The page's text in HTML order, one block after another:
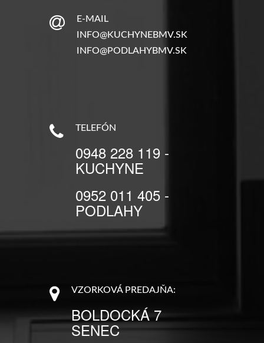
E-MAIL
INFO@KUCHYNEBMV.SK
INFO@PODLAHYBMV.SK
TELEFÓN
0948 228 119 -
KUCHYNE
0952 011 405 -
PODLAHY
VZORKOVÁ PREDAJŇA:
BOLDOCKÁ 7
SENEC